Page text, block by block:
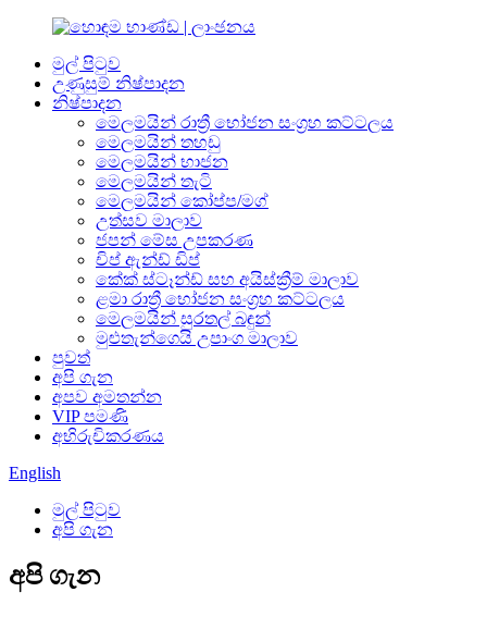
මුල් පිටුව
උණුසුම් නිෂ්පාදන
නිෂ්පාදන
මෙලමයින් රාත්‍රී භෝජන සංග්‍රහ කට්ටලය
මෙලමයින් තහඩු
මෙලමයින් භාජන
මෙලමයින් තැටි
මෙලමයින් කෝප්ප/මග්
උත්සව මාලාව
ජපන් මේස උපකරණ
චිප් ඇන්ඩ් ඩිප්
කේක් ස්ටෑන්ඩ් සහ අයිස්ක්‍රීම් මාලාව
ළමා රාත්‍රී භෝජන සංග්‍රහ කට්ටලය
මෙලමයින් සුරතල් බඳුන්
මුළුතැන්ගෙයි උපාංග මාලාව
පුවත්
අපි ගැන
අපව අමතන්න
VIP පමණි
අභිරුචිකරණය
English
මුල් පිටුව
අපි ගැන
අපි ගැන